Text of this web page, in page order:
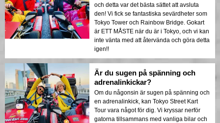
och detta var det bästa sättet att avsluta
den! Vi fick se fantastiska sevärdheter som
Tokyo Tower och Rainbow Bridge. Gokart
är ETT MÅSTE när du är i Tokyo, och vi kan
inte vänta med att återvända och göra detta
igen!!
Är du sugen på spänning och
adrenalinkickar?
Om du någonsin är sugen på spänning och
en adrenalinkick, kan Tokyo Street Kart
Tour vara något för dig. Vi kryssar nerför
gatorna tillsammans med vanliga bilar och